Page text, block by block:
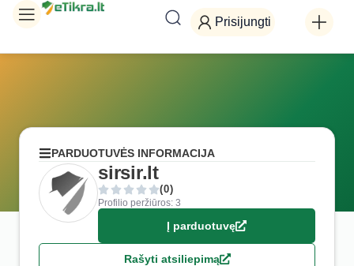
Prisijungti
PARDUOTUVĖS INFORMACIJA
sirsir.lt
(0)
Profilio peržiūros: 3
Į parduotuvę
Rašyti atsiliepimą